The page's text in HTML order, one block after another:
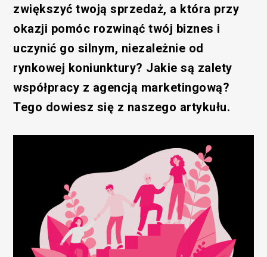
zwiększyć twoją sprzedaż, a która przy
okazji pomóc rozwinąć twój biznes i
uczynić go silnym, niezależnie od
rynkowej koniunktury? Jakie są zalety
współpracy z agencją marketingową?
Tego dowiesz się z naszego artykułu.